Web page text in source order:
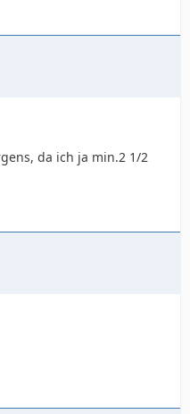
da ich ja min.2 1/2